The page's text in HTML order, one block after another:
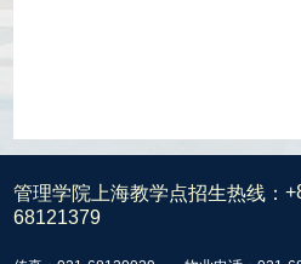
管理学院上海教学点招生热线：
68121379